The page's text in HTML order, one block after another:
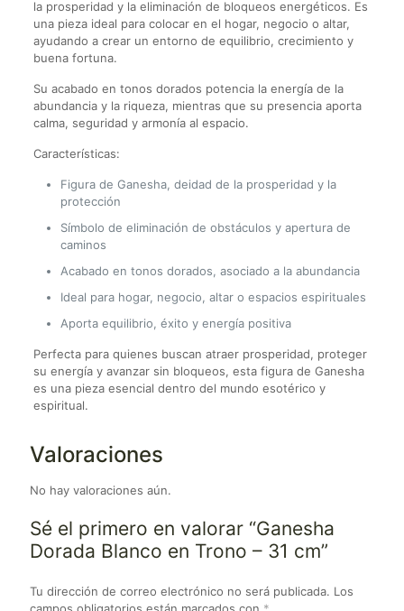
la prosperidad y la eliminación de bloqueos energéticos. Es
una pieza ideal para colocar en el hogar, negocio o altar,
ayudando a crear un entorno de equilibrio, crecimiento y
buena fortuna.
Su acabado en tonos dorados potencia la energía de la
abundancia y la riqueza, mientras que su presencia aporta
calma, seguridad y armonía al espacio.
Características:
Figura de Ganesha, deidad de la prosperidad y la
protección
Símbolo de eliminación de obstáculos y apertura de
caminos
Acabado en tonos dorados, asociado a la abundancia
Ideal para hogar, negocio, altar o espacios espirituales
Aporta equilibrio, éxito y energía positiva
Perfecta para quienes buscan atraer prosperidad, proteger
su energía y avanzar sin bloqueos, esta figura de Ganesha
es una pieza esencial dentro del mundo esotérico y
espiritual.
Valoraciones
No hay valoraciones aún.
Sé el primero en valorar “Ganesha
Dorada Blanco en Trono – 31 cm”
Tu dirección de correo electrónico no será publicada. Los